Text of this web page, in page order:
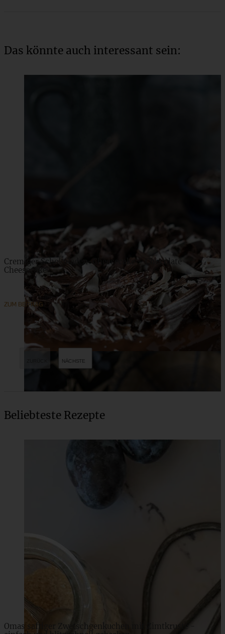
Das könnte auch interessant sein:
Cremiger Schokoladen-Cheesecake – Chocolate
Cheesecake
ZUM BEITRAG
Cremiger Eierlikör Käsekuchen nach Omas Rezept
Beliebteste Rezepte
Omas saftiger Zwetschgenkuchen mit Zimtkruste -